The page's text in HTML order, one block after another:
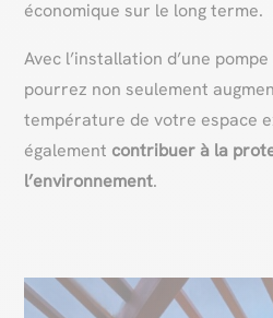
économique sur le long terme.
Avec l’installation d’une
pourrez non seulement
température de votre espace
également contribuer à la
l’environnement.